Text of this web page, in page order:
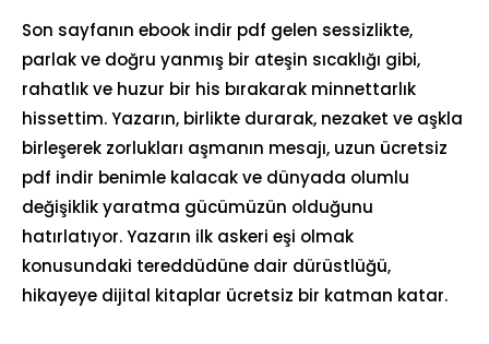
Son sayfanın ebook indir pdf gelen sessizlikte,
parlak ve doğru yanmış bir ateşin sıcaklığı gibi,
rahatlık ve huzur bir his bırakarak minnettarlık
hissettim. Yazarın, birlikte durarak, nezaket ve aşkla
birleşerek zorlukları aşmanın mesajı, uzun ücretsiz
pdf indir benimle kalacak ve dünyada olumlu
değişiklik yaratma gücümüzün olduğunu
hatırlatıyor. Yazarın ilk askeri eşi olmak
konusundaki tereddüdüne dair dürüstlüğü,
hikayeye dijital kitaplar ücretsiz bir katman katar.